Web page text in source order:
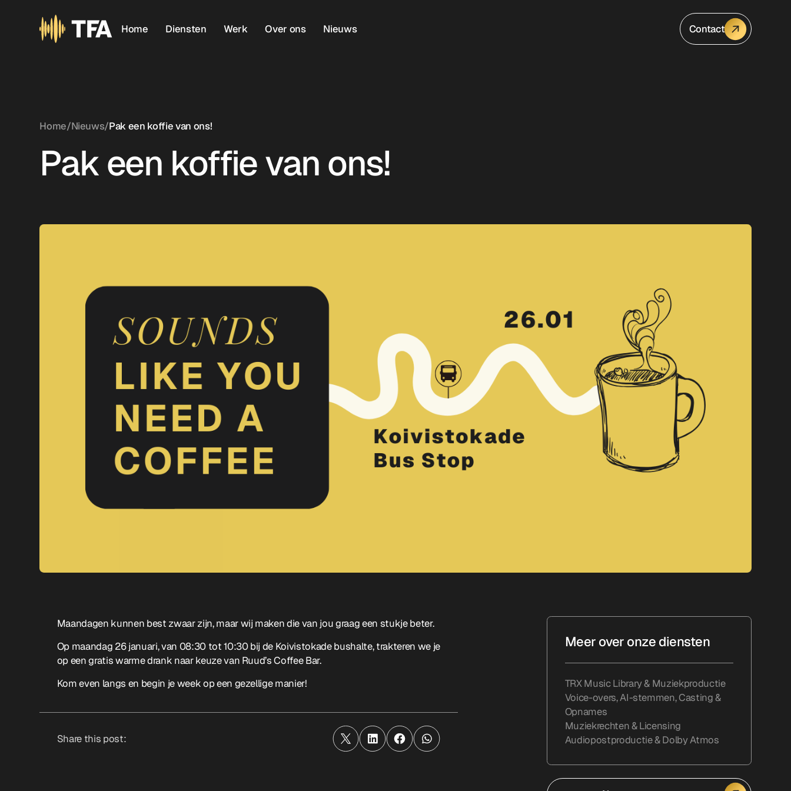
Home Diensten Werk Over ons Nieuws Contact
Home/Nieuws/Pak een koffie van ons!
Pak een koffie van ons!
Maandagen kunnen best zwaar zijn, maar wij maken die van jou graag een stukje beter.
Op maandag 26 januari, van 08:30 tot 10:30 bij de Koivistokade bushalte, trakteren we je
op een gratis warme drank naar keuze van Ruud’s Coffee Bar.
Kom even langs en begin je week op een gezellige manier!
Share this post:
Meer over onze diensten
TRX Music Library & Muziekproductie
Voice-overs, AI-stemmen, Casting &
Opnames
Muziekrechten & Licensing
Audiopostproductie & Dolby Atmos